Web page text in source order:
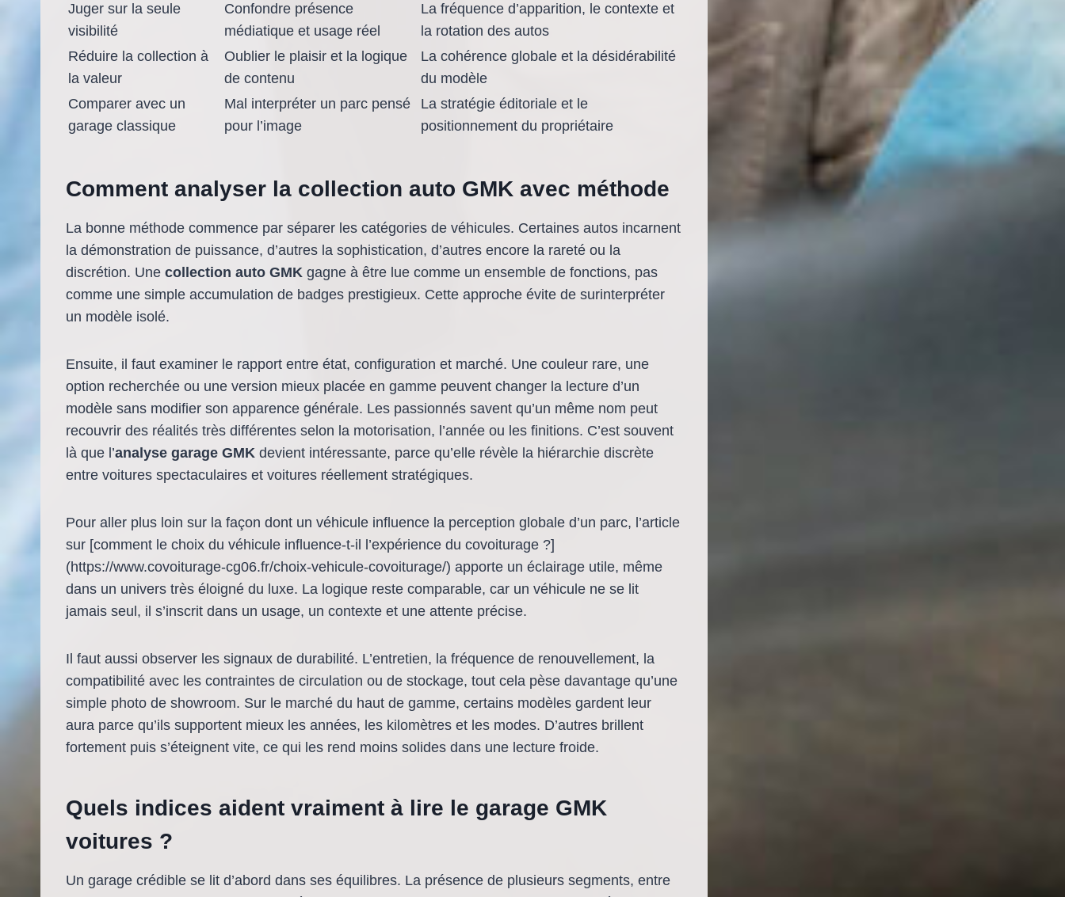
Juger sur la seule
visibilité
Confondre présence
médiatique et usage réel
La fréquence d’apparition, le contexte et
la rotation des autos
Réduire la collection à
la valeur
Oublier le plaisir et la logique
de contenu
La cohérence globale et la désidérabilité
du modèle
Comparer avec un
garage classique
Mal interpréter un parc pensé
pour l’image
La stratégie éditoriale et le
positionnement du propriétaire
Comment analyser la collection auto GMK avec méthode
La bonne méthode commence par séparer les catégories de véhicules. Certaines autos incarnent
la démonstration de puissance, d’autres la sophistication, d’autres encore la rareté ou la
discrétion. Une collection auto GMK gagne à être lue comme un ensemble de fonctions, pas
comme une simple accumulation de badges prestigieux. Cette approche évite de surinterpréter
un modèle isolé.
Ensuite, il faut examiner le rapport entre état, configuration et marché. Une couleur rare, une
option recherchée ou une version mieux placée en gamme peuvent changer la lecture d’un
modèle sans modifier son apparence générale. Les passionnés savent qu’un même nom peut
recouvrir des réalités très différentes selon la motorisation, l’année ou les finitions. C’est souvent
là que l’analyse garage GMK devient intéressante, parce qu’elle révèle la hiérarchie discrète
entre voitures spectaculaires et voitures réellement stratégiques.
Pour aller plus loin sur la façon dont un véhicule influence la perception globale d’un parc, l’article
sur [comment le choix du véhicule influence-t-il l’expérience du covoiturage ?]
(https://www.covoiturage-cg06.fr/choix-vehicule-covoiturage/) apporte un éclairage utile, même
dans un univers très éloigné du luxe. La logique reste comparable, car un véhicule ne se lit
jamais seul, il s’inscrit dans un usage, un contexte et une attente précise.
Il faut aussi observer les signaux de durabilité. L’entretien, la fréquence de renouvellement, la
compatibilité avec les contraintes de circulation ou de stockage, tout cela pèse davantage qu’une
simple photo de showroom. Sur le marché du haut de gamme, certains modèles gardent leur
aura parce qu’ils supportent mieux les années, les kilomètres et les modes. D’autres brillent
fortement puis s’éteignent vite, ce qui les rend moins solides dans une lecture froide.
Quels indices aident vraiment à lire le garage GMK
voitures ?
Un garage crédible se lit d’abord dans ses équilibres. La présence de plusieurs segments, entre